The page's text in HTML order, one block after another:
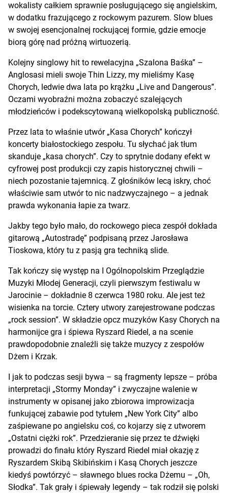
wokalisty całkiem sprawnie posługującego się angielskim,
w dodatku frazującego z rockowym pazurem. Slow blues
w swojej esencjonalnej rockującej formie, gdzie emocje
biorą górę nad próżną wirtuozerią.
Kolejny singlowy hit to rewelacyjna „Szalona Baśka” –
Anglosasi mieli swoje Thin Lizzy, my mieliśmy Kasę
Chorych, ledwie dwa lata po krążku „Live and Dangerous”.
Oczami wyobraźni można zobaczyć szalejących
młodzieńców i podekscytowaną wielkopolską publiczność.
Przez lata to właśnie utwór „Kasa Chorych” kończył
koncerty białostockiego zespołu. Tu słychać jak tłum
skanduje „kasa chorych”. Czy to sprytnie dodany efekt w
cyfrowej post produkcji czy zapis historycznej chwili –
niech pozostanie tajemnicą. Z głośników lecą iskry, choć
właściwie sam utwór to nic nadzwyczajnego – a jednak
prawda wykonania łapie za twarz.
Jakby tego było mało, do rockowego pieca zespół dokłada
gitarową „Autostradę” podpisaną przez Jarosława
Tioskowa, który tu z pasją gra techniką slide.
Tak kończy się występ na I Ogólnopolskim Przeglądzie
Muzyki Młodej Generacji, czyli pierwszym festiwalu w
Jarocinie – dokładnie 8 czerwca 1980 roku. Ale jest też
wisienka na torcie. Cztery utwory zarejestrowane podczas
„rock session”. W składzie opcz muzyków Kasy Chorych na
harmonijce gra i śpiewa Ryszard Riedel, a na scenie
prawdopodobnie znaleźli się także muzycy z zespołów
Dżem i Krzak.
I jak to podczas sesji bywa – są fragmenty lepsze – próba
interpretacji „Stormy Monday” i zwyczajne walenie w
instrumenty w opisanej jako zbiorowa improwizacja
funkującej zabawie pod tytułem „New York City” albo
zaśpiewane po angielsku coś, co kojarzy się z utworem
„Ostatni ciężki rok”. Przedzieranie się przez te dźwięki
prowadzi do finału który Ryszard Riedel miał okazję z
Ryszardem Skibą Skibińskim i Kasą Chorych jeszcze
kiedyś powtórzyć – sławnego blues rocka Dżemu – „Oh,
Słodka”. Tak grały i śpiewały legendy – tak rodził się polski